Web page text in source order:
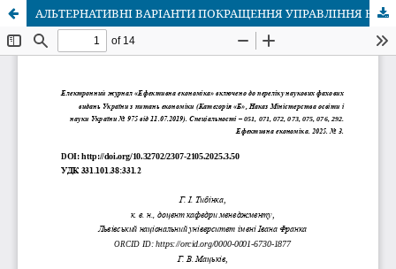
АЛЬТЕРНАТИВНІ ВАРІАНТИ ПОКРАЩЕННЯ УПРАВЛІННЯ ЕКСПОРТНО-ІМПОРТНОЮ ДІЯЛЬНІСТЮ КОМПАНІЇ